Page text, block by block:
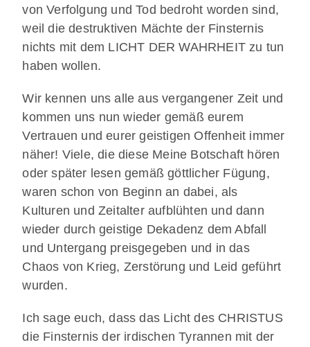
von Verfolgung und Tod bedroht worden sind,
weil die destruktiven Mächte der Finsternis
nichts mit dem LICHT DER WAHRHEIT zu tun
haben wollen.
Wir kennen uns alle aus vergangener Zeit und
kommen uns nun wieder gemäß eurem
Vertrauen und eurer geistigen Offenheit immer
näher! Viele, die diese Meine Botschaft hören
oder später lesen gemäß göttlicher Fügung,
waren schon von Beginn an dabei, als
Kulturen und Zeitalter aufblühten und dann
wieder durch geistige Dekadenz dem Abfall
und Untergang preisgegeben und in das
Chaos von Krieg, Zerstörung und Leid geführt
wurden.
Ich sage euch, dass das Licht des CHRISTUS
die Finsternis der irdischen Tyrannen mit der